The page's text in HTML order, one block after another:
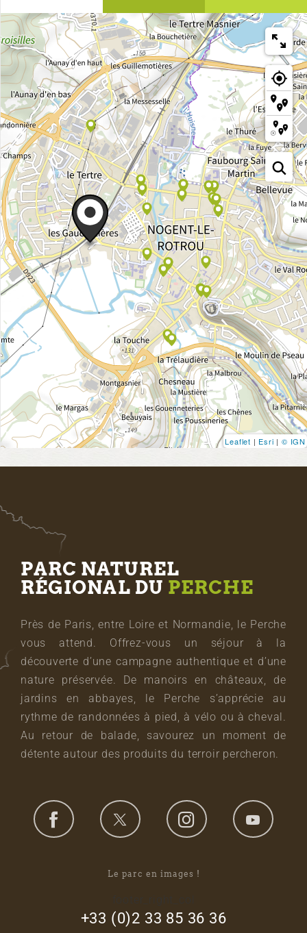
Leaflet | Esri | © IGN
PARC NATUREL
RÉGIONAL DU PERCHE
Près de Paris, entre Loire et Normandie, le Perche
vous attend. Offrez-vous un séjour à la
découverte d’une campagne authentique et d’une
nature préservée. De manoirs en châteaux, de
jardins en abbayes, le Perche s’apprécie au
rythme de randonnées à pied, à vélo ou à cheval.
Au retour de balade, savourez un moment de
détente autour des produits du terroir percheron.
Le parc en images !
+33 (0)2 33 85 36 36